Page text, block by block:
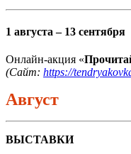
1 августа – 13 сентября
Онлайн-акция «
(Сайт: https://
Август
ВЫСТАВКИ